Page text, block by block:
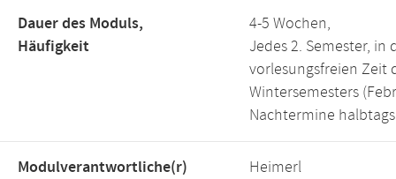
Dauer des Moduls,
Häufigkeit
4-5 Wochen,
Jedes 2. Semester, in
vorlesungsfreien Zeit
Wintersemesters
Nachtermine
Modulverantwortliche(r) Heimerl